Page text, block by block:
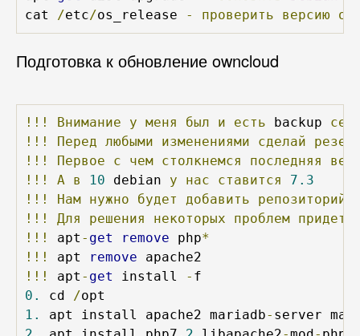
cat
/etc/os_release - проверить версию ос
Подготовка к обновление owncloud
!!! Внимание у меня был и есть backup
!!!
Перед любыми изменениями сделай
!!!
Первое с чем столкнемся последняя
!!!
А в 10 debian у нас ставится
7.3
!!!
Нам нужно будет добавить репозиторий
!!!
Для решения некоторых проблем
!!!
apt - get remove php*
!!!
apt remove
!!!
apt - get install -
0.
cd /
1.
apt install apache2 mariadb- server